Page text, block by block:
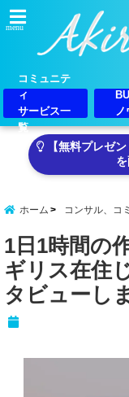
menu
コミュニテ
ィ
サービス一
覧
ノ
【無料プレゼン
ホーム コンサル、コ
1日1時間の
ギリス在住
タビューし